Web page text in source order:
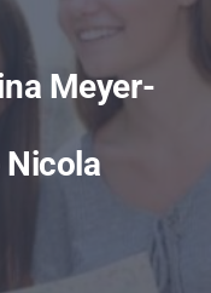
Meyer-
Nicola